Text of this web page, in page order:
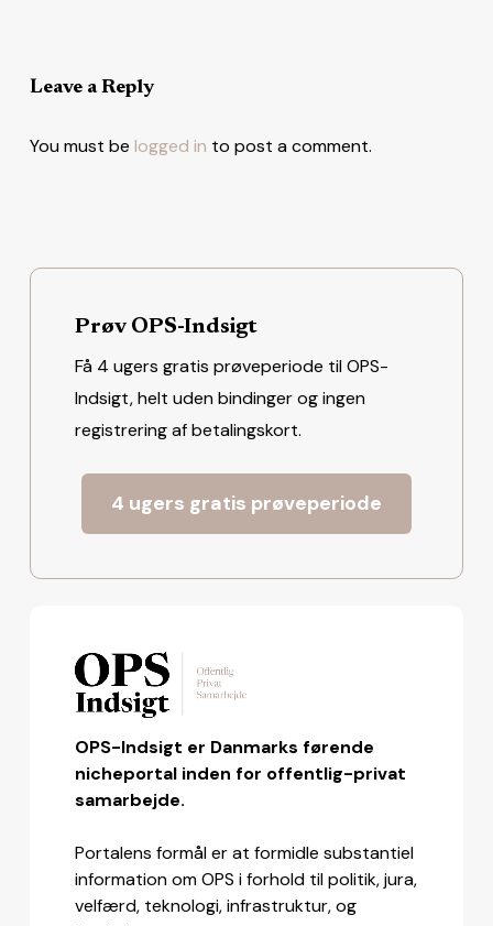
Leave a Reply
You must be logged in to post a comment.
Prøv OPS-Indsigt
Få 4 ugers gratis prøveperiode til OPS-
Indsigt, helt uden bindinger og ingen
registrering af betalingskort.
4 ugers gratis prøveperiode
OPS-Indsigt er Danmarks førende
nicheportal inden for offentlig-privat
samarbejde.
Portalens formål er at formidle substantiel
information om OPS i forhold til politik, jura,
velfærd, teknologi, infrastruktur, og